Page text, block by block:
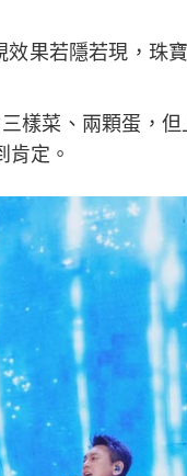
果若隱若現，珠
樣菜、兩顆蛋，
肯定。